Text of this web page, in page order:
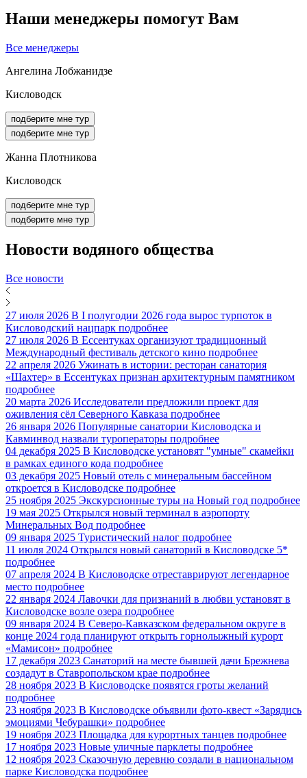
Наши менеджеры помогут Вам
Все менеджеры
Ангелина Лобжанидзе
Кисловодск
подберите мне тур
подберите мне тур
Жанна Плотникова
Кисловодск
подберите мне тур
подберите мне тур
Новости водяного общества
Все новости
27 июля 2026 В I полугодии 2026 года вырос турпоток в
Кисловодский нацпарк подробнее
27 июля 2026 В Ессентуках организуют традиционный
Международный фестиваль детского кино подробнее
22 апреля 2026 Ужинать в истории: ресторан санатория
«Шахтер» в Ессентуках признан архитектурным памятником
подробнее
20 марта 2026 Исследователи предложили проект для
оживления сёл Северного Кавказа подробнее
26 января 2026 Популярные санатории Кисловодска и
Кавминвод назвали туроператоры подробнее
04 декабря 2025 В Кисловодске установят "умные" скамейки
в рамках единого кода подробнее
03 декабря 2025 Новый отель с минеральным бассейном
откроется в Кисловодске подробнее
25 ноября 2025 Экскурсионные туры на Новый год подробнее
19 мая 2025 Открылся новый терминал в аэропорту
Минеральных Вод подробнее
09 января 2025 Туристический налог подробнее
11 июля 2024 Открылся новый санаторий в Кисловодске 5*
подробнее
07 апреля 2024 В Кисловодске отреставрируют легендарное
место подробнее
22 января 2024 Лавочки для признаний в любви установят в
Кисловодске возле озера подробнее
09 января 2024 В Северо-Кавказском федеральном округе в
конце 2024 года планируют открыть горнолыжный курорт
«Мамисон» подробнее
17 декабря 2023 Санаторий на месте бывшей дачи Брежнева
создадут в Ставропольском крае подробнее
28 ноября 2023 В Кисловодске появятся гроты желаний
подробнее
23 ноября 2023 В Кисловодске объявили фото-квест «Зарядись
эмоциями Чебурашки» подробнее
19 ноября 2023 Площадка для курортных танцев подробнее
17 ноября 2023 Новые уличные парклеты подробнее
12 ноября 2023 Сказочную деревню создали в национальном
парке Кисловодска подробнее